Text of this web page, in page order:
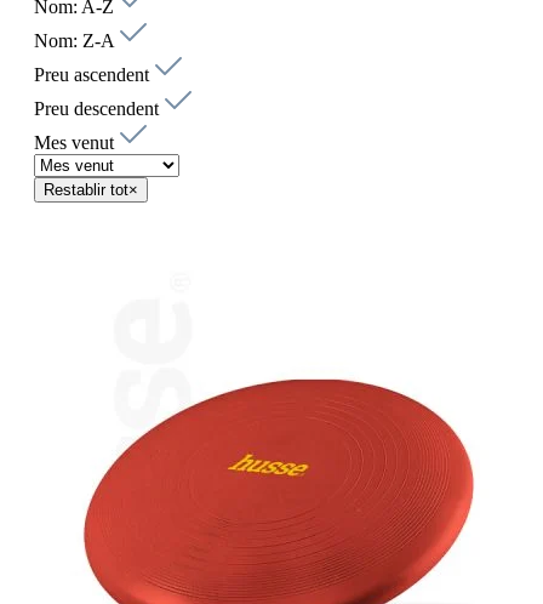
Nom: A-Z
Nom: Z-A
Preu ascendent
Preu descendent
Mes venut
Restablir tot×